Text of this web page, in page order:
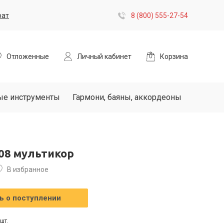
8 (800) 555-27-54
Отложенные Личный кабинет Корзина
инструменты Гармони, баяны, аккордеоны
мультикор
В избранное
о поступлении